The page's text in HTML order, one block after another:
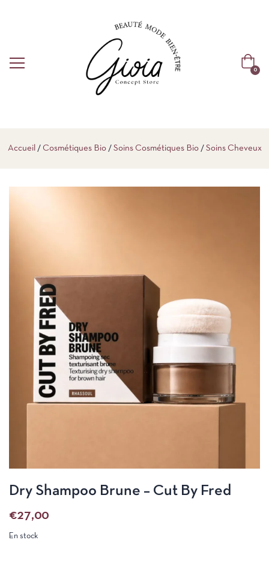
0
Accueil Cosmétiques Bio Soins Cosmétiques Bio Soins Cheveux
Dry Shampoo Brune – Cut By Fred
€27,00
En stock